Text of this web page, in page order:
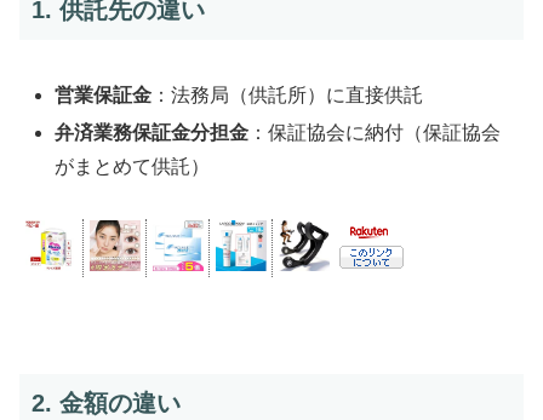
1. 供託先の違い
営業保証金 ：法務局（供託所）に直接供託
弁済業務保証金分担金 ：保証協会に納付（保証協会
がまとめて供託）
2. 金額の違い